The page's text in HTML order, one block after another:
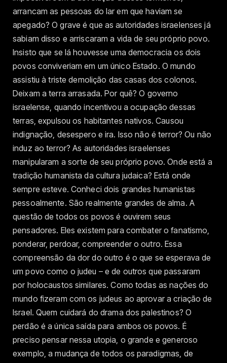
arrancam as pessoas do lar em que haviam se
apegado? O grave é que as autoridades israelenses já
sabiam disso e arriscaram a vida de seu próprio povo.
Insisto que se lá houvesse uma democracia os dois
povos conviveriam em um único Estado. O mundo
assistiu à triste demolição das casas dos colonos.
Deixam a terra arrasada. Por quê? O governo
israelense, quando incentivou a ocupação dessas
terras, expulsou os habitantes nativos. Causou
indignação, desespero e ira. Isso não é terror? Ou não
induz ao terror? As autoridades israelenses
manipularam a sorte de seu próprio povo. Onde está a
tradição humanista da cultura judaica? Está onde
sempre esteve. Conheci dois grandes humanistas
pessoalmente. São realmente grandes de alma. A
questão de todos os povos é ouvirem seus
pensadores. Eles existem para combater o fanatismo,
ponderar, perdoar, compreender o outro. Essa
compreensão da dor do outro é o que se esperava de
um povo como o judeu – e de outros que passaram
por holocaustos similares. Como todas as nações do
mundo fizeram com os judeus ao aprovar a criação de
Israel. Quem cuidará do drama dos palestinos? O
perdão é a única saída para ambos os povos. É
preciso pensar nessa utopia, o grande e generoso
exemplo, a mudança de todos os paradigmas, de